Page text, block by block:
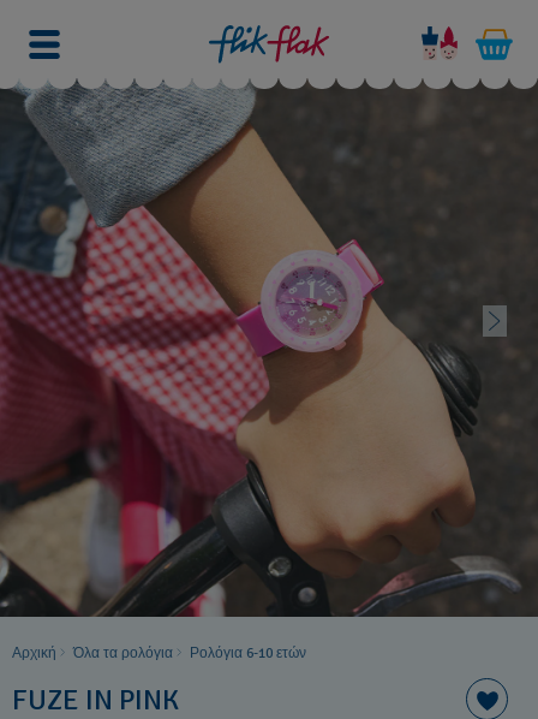
Αρχική Όλα τα ρολόγια Ρολόγια 6-10 ετών ​
FUZE IN PINK